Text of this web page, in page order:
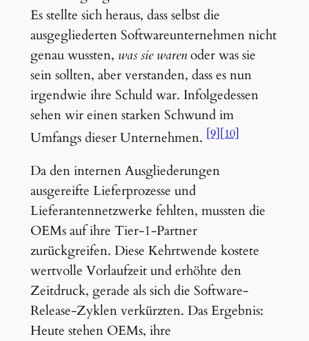
Es stellte sich heraus, dass selbst die
ausgegliederten Softwareunternehmen nicht
genau wussten, was sie warenoder was sie
sein sollten, aber verstanden, dass es nun
irgendwie ihre Schuld war. Infolgedessen
sehen wir einen starken Schwund im
Umfangs dieser Unternehmen.[9] [10]
Da den internen Ausgliederungen
ausgereifte Lieferprozesse und
Lieferantennetzwerke fehlten, mussten die
OEMs auf ihre Tier-1-Partner
zurückgreifen. Diese Kehrtwende kostete
wertvolle Vorlaufzeit und erhöhte den
Zeitdruck, gerade als sich die Software-
Release-Zyklen verkürzten. Das Ergebnis:
Heute stehen OEMs, ihre